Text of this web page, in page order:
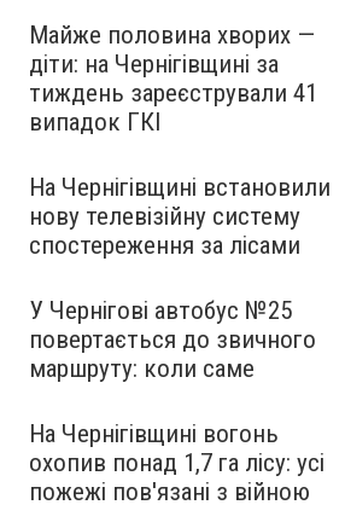
Майже половина хворих —
діти: на Чернігівщині за
тиждень зареєстрували 41
випадок ГКІ
На Чернігівщині встановили
нову телевізійну систему
спостереження за лісами
У Чернігові автобус №25
повертається до звичного
маршруту: коли саме
На Чернігівщині вогонь
охопив понад 1,7 га лісу: усі
пожежі пов'язані з війною